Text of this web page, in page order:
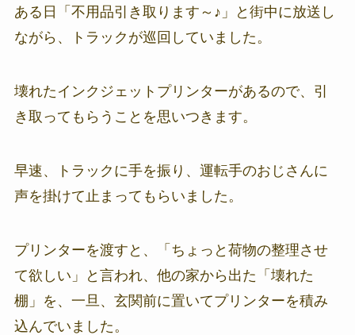
ある日「不用品引き取ります～♪」と街中に放送し
ながら、トラックが巡回していました。
壊れたインクジェットプリンターがあるので、引
き取ってもらうことを思いつきます。
早速、トラックに手を振り、運転手のおじさんに
声を掛けて止まってもらいました。
プリンターを渡すと、「ちょっと荷物の整理させ
て欲しい」と言われ、他の家から出た「壊れた
棚」を、一旦、玄関前に置いてプリンターを積み
込んでいました。